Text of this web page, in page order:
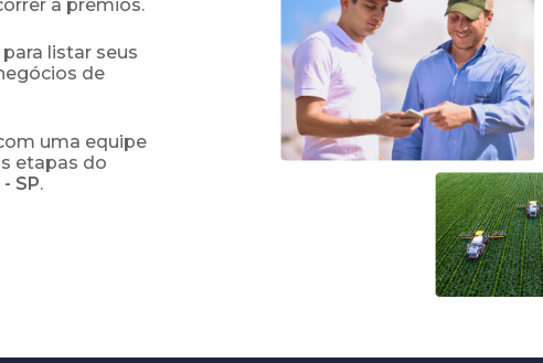
a prêmios.
listar seus
de
uma equipe
etapas do
- SP.